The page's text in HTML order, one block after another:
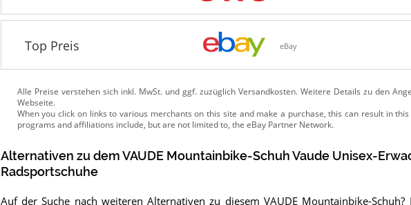
Top Preis eBay
Alle Preise verstehen sich inkl. MwSt. und ggf. zuzüglich Versandkosten. Weitere Details zu den
Webseite.
Alternativen zu dem VAUDE Mountainbike-Schuh Vaude Unisex-
Radsportschuhe
Auf der Suche nach weiteren Alternativen zu diesem VAUDE Mountainbike-